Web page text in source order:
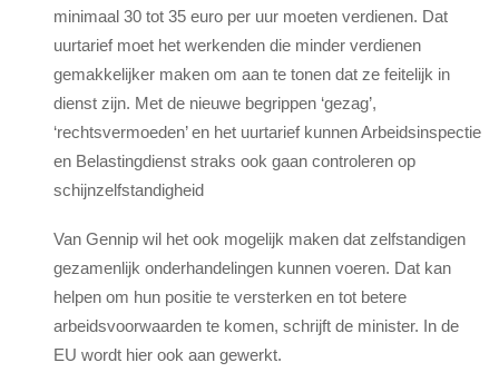
minimaal 30 tot 35 euro per uur moeten verdienen. Dat
uurtarief moet het werkenden die minder verdienen
gemakkelijker maken om aan te tonen dat ze feitelijk in
dienst zijn. Met de nieuwe begrippen ‘gezag’,
‘rechtsvermoeden’ en het uurtarief kunnen Arbeidsinspectie
en Belastingdienst straks ook gaan controleren op
schijnzelfstandigheid
Van Gennip wil het ook mogelijk maken dat zelfstandigen
gezamenlijk onderhandelingen kunnen voeren. Dat kan
helpen om hun positie te versterken en tot betere
arbeidsvoorwaarden te komen, schrijft de minister. In de
EU wordt hier ook aan gewerkt.